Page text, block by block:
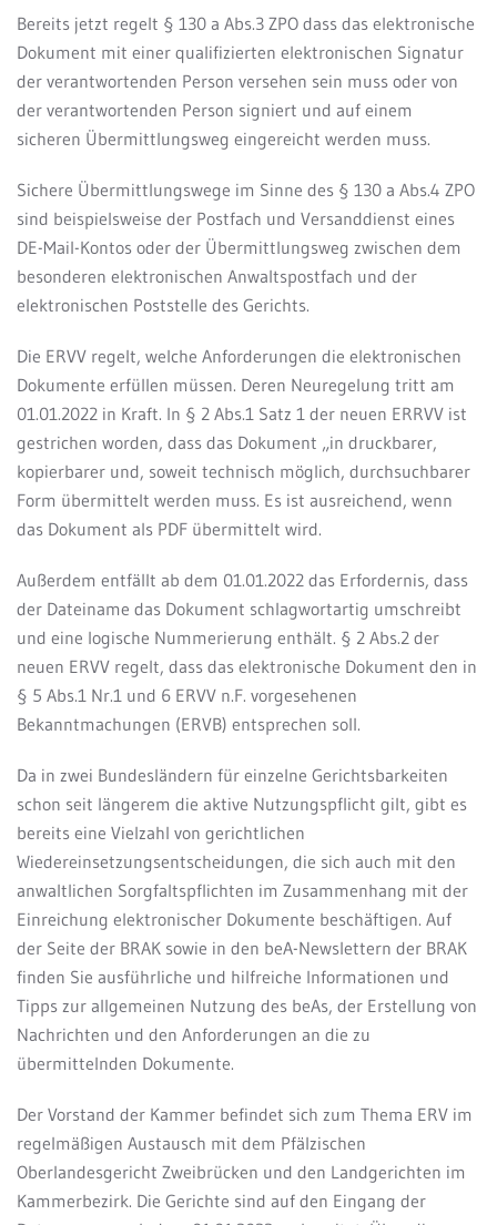
Bereits jetzt regelt § 130 a Abs.3 ZPO dass das elektronische
Dokument mit einer qualifizierten elektronischen Signatur
der verantwortenden Person versehen sein muss oder von
der verantwortenden Person signiert und auf einem
sicheren Übermittlungsweg eingereicht werden muss.
Sichere Übermittlungswege im Sinne des § 130 a Abs.4 ZPO
sind beispielsweise der Postfach und Versanddienst eines
DE-Mail-Kontos oder der Übermittlungsweg zwischen dem
besonderen elektronischen Anwaltspostfach und der
elektronischen Poststelle des Gerichts.
Die ERVV regelt, welche Anforderungen die elektronischen
Dokumente erfüllen müssen. Deren Neuregelung tritt am
01.01.2022 in Kraft. In § 2 Abs.1 Satz 1 der neuen ERRVV ist
gestrichen worden, dass das Dokument „in druckbarer,
kopierbarer und, soweit technisch möglich, durchsuchbarer
Form übermittelt werden muss. Es ist ausreichend, wenn
das Dokument als PDF übermittelt wird.
Außerdem entfällt ab dem 01.01.2022 das Erfordernis, dass
der Dateiname das Dokument schlagwortartig umschreibt
und eine logische Nummerierung enthält. § 2 Abs.2 der
neuen ERVV regelt, dass das elektronische Dokument den in
§ 5 Abs.1 Nr.1 und 6 ERVV n.F. vorgesehenen
Bekanntmachungen (ERVB) entsprechen soll.
Da in zwei Bundesländern für einzelne Gerichtsbarkeiten
schon seit längerem die aktive Nutzungspflicht gilt, gibt es
bereits eine Vielzahl von gerichtlichen
Wiedereinsetzungsentscheidungen, die sich auch mit den
anwaltlichen Sorgfaltspflichten im Zusammenhang mit der
Einreichung elektronischer Dokumente beschäftigen. Auf
der Seite der BRAK sowie in den beA-Newslettern der BRAK
finden Sie ausführliche und hilfreiche Informationen und
Tipps zur allgemeinen Nutzung des beAs, der Erstellung von
Nachrichten und den Anforderungen an die zu
übermittelnden Dokumente.
Der Vorstand der Kammer befindet sich zum Thema ERV im
regelmäßigen Austausch mit dem Pfälzischen
Oberlandesgericht Zweibrücken und den Landgerichten im
Kammerbezirk. Die Gerichte sind auf den Eingang der